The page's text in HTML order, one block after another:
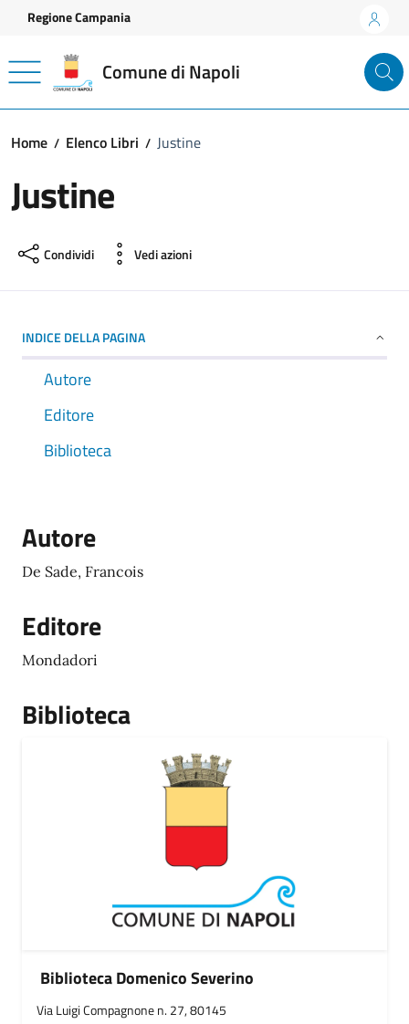
Vai ai contenuti
Vai al footer
Regione Campania
Comune di Napoli
Home Elenco Libri Justine
Justine
Condividi Vedi azioni
INDICE DELLA PAGINA
Autore
Editore
Biblioteca
Autore
De Sade, Francois
Editore
Mondadori
Biblioteca
Biblioteca Domenico Severino
Via Luigi Compagnone n. 27, 80145